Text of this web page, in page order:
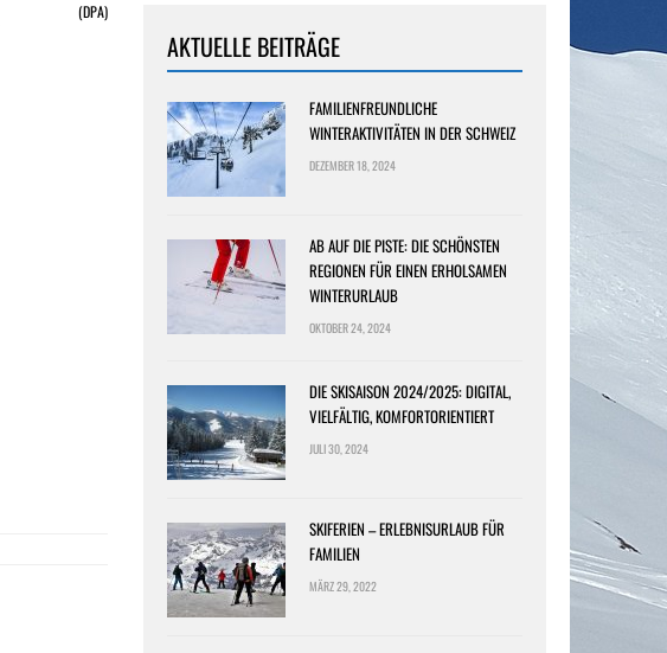
(DPA)
AKTUELLE BEITRÄGE
FAMILIENFREUNDLICHE
WINTERAKTIVITÄTEN IN DER SCHWEIZ
DEZEMBER 18, 2024
AB AUF DIE PISTE: DIE SCHÖNSTEN
REGIONEN FÜR EINEN ERHOLSAMEN
WINTERURLAUB
OKTOBER 24, 2024
DIE SKISAISON 2024/2025: DIGITAL,
VIELFÄLTIG, KOMFORTORIENTIERT
JULI 30, 2024
SKIFERIEN – ERLEBNISURLAUB FÜR
FAMILIEN
MÄRZ 29, 2022